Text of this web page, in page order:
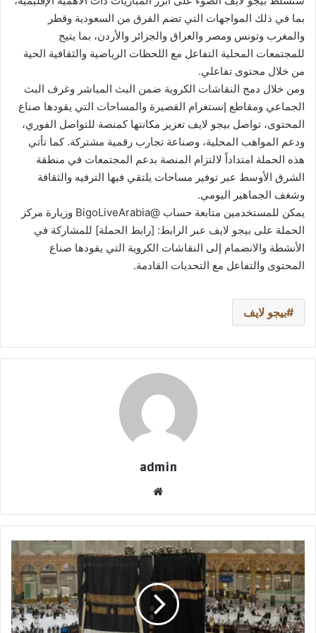
بما في ذلك المواجهات التي تضم الفرق من السعودية وقطر
والمغرب وتونس ومصر والعراق والجزائر والأردن، بما يتيح
للمجتمعات المحلية التفاعل مع اللحظات الرياضية والثقافية الحية
من خلال محتوى تفاعلي.
ومن خلال دمج النقاشات الكروية ضمن البث المباشر وغرف البث
الجماعي ومقاطع إنستغرام القصيرة والمساحات التي يقودها صناع
المحتوى، تواصل بيجو لايف تعزيز مكانتها كمنصة للتواصل الفوري،
ودعم المواهب المحلية، وصناعة تجارب رقمية مشتركة. كما تأتي
هذه الحملة امتداداً لالتزام المنصة بدعم المجتمعات في منطقة
الشرق الأوسط عبر توفير مساحات يلتقي فيها الترفيه والثقافة
وشغف الجماهير اليومي.
يمكن للمستخدمين متابعة حساب @BigoLiveArabia وزيارة مركز
الحملة على بيجو لايف عبر الرابط: [رابط الحملة] للمشاركة في
الأنشطة والانضمام إلى النقاشات الكروية التي يقودها صناع
المحتوى والتفاعل مع التحديات القادمة.
بيجو لايف
admin
الكعبة
ترتدي
كسوتها
الجديدة
عبر
1410